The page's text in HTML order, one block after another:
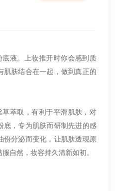
底液。上妆推开时你会感到质
肌肤结合在一起，做到真正的
草萃取，有利于平滑肌肤，对
底，专为肌肤而研制先进的感
份分泌而变化，让肌肤透现原
自然，妆容持久清新如初。